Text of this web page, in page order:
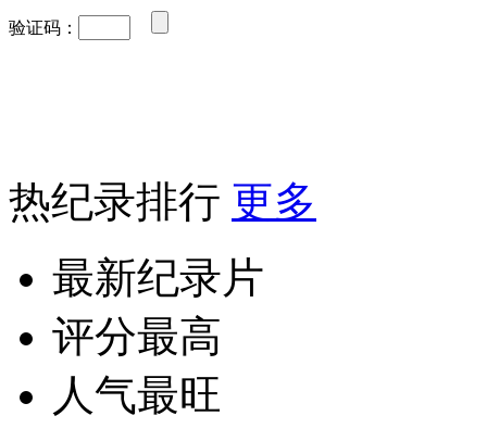
验证码：
热纪录排行 更多
最新纪录片
评分最高
人气最旺